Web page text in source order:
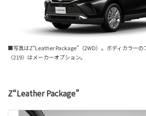
■写真はZ“Leather Package”（2WD）。ボディカラーの
〈219〉はメーカーオプション。
Z“Leather Package”